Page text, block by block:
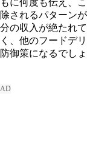
除されるパターン
分の収入が絶たれ
く、他のフードデ
防御策になるでしょ